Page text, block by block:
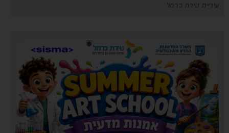
עיריית טירת כרמל